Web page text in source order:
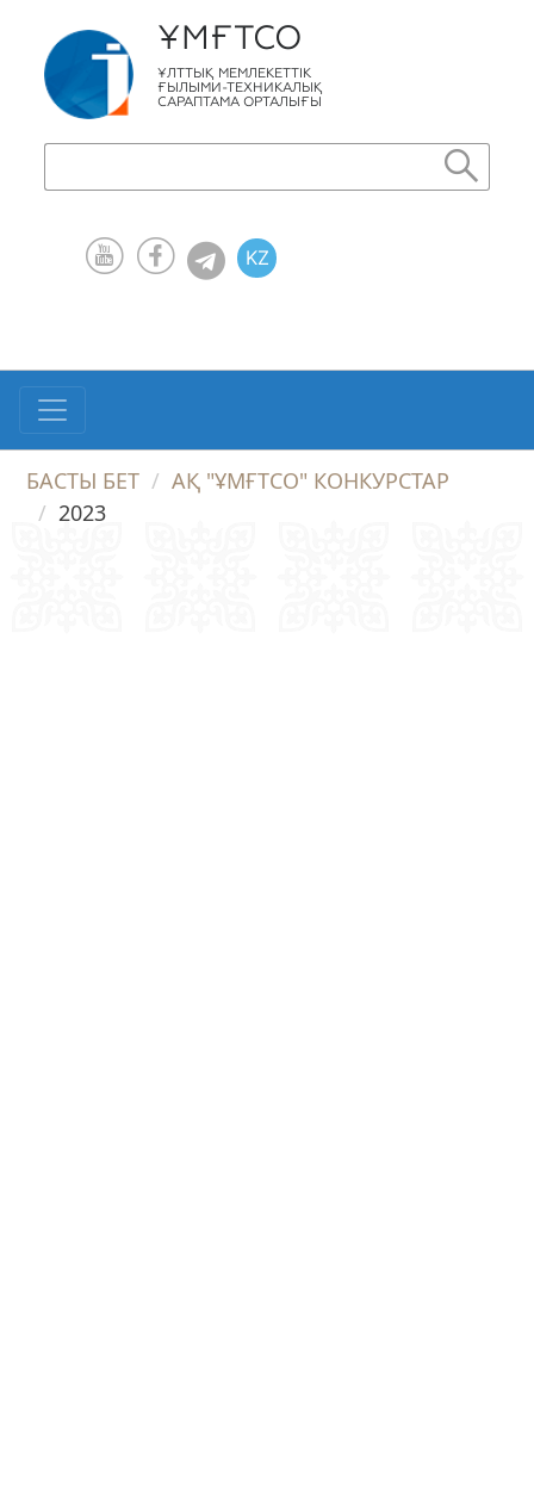
ҰМҒТСО
ҰЛТТЫҚ МЕМЛЕКЕТТІК
ҒЫЛЫМИ-ТЕХНИКАЛЫҚ
САРАПТАМА ОРТАЛЫҒЫ
KZ
БАСТЫ БЕТ
АҚ "ҰМҒТСО" КОНКУРСТАР
2023